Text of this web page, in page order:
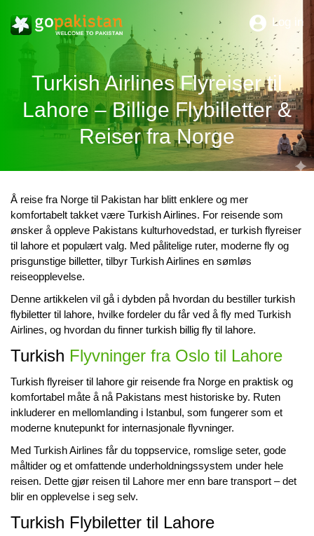
Log in
Turkish Airlines Flyreiser til
Lahore – Billige Flybilletter &
Reiser fra Norge
Å reise fra Norge til Pakistan har blitt enklere og mer
komfortabelt takket være Turkish Airlines. For reisende som
ønsker å oppleve Pakistans kulturhovedstad, er turkish flyreiser
til lahore et populært valg. Med pålitelige ruter, moderne fly og
prisgunstige billetter, tilbyr Turkish Airlines en sømløs
reiseopplevelse.
Denne artikkelen vil gå i dybden på hvordan du bestiller turkish
flybiletter til lahore, hvilke fordeler du får ved å fly med Turkish
Airlines, og hvordan du finner turkish billig fly til lahore.
Turkish Flyvninger fra Oslo til Lahore
Turkish flyreiser til lahore gir reisende fra Norge en praktisk og
komfortabel måte å nå Pakistans mest historiske by. Ruten
inkluderer en mellomlanding i Istanbul, som fungerer som et
moderne knutepunkt for internasjonale flyvninger.
Med Turkish Airlines får du toppservice, romslige seter, gode
måltider og et omfattende underholdningssystem under hele
reisen. Dette gjør reisen til Lahore mer enn bare transport – det
blir en opplevelse i seg selv.
Turkish Flybiletter til Lahore